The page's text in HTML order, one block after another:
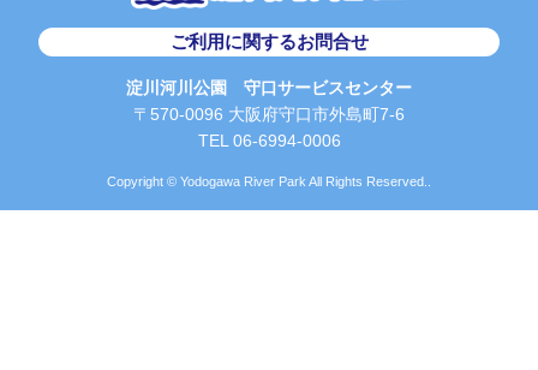
ご利用に関するお問合せ
淀川河川公園 守口サービスセンター
〒570-0096 大阪府守口市外島町7-6
TEL 06-6994-0006
Copyright © Yodogawa River Park All Rights Reserved..